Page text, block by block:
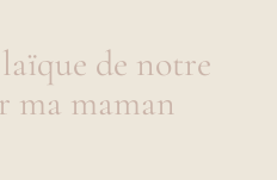
de notre
ma maman